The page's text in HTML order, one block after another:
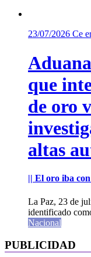
23/07/2026 Ce
que
de oro
altas
|| El oro iba
La Paz, 23 de
identificado
Nacional
PUBLICIDAD